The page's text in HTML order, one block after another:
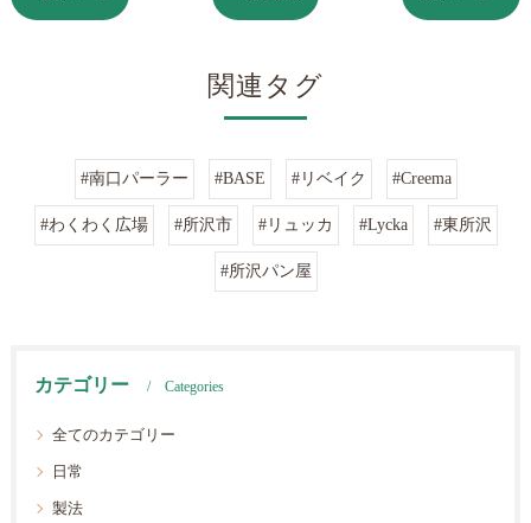
関連タグ
#南口パーラー #BASE #リベイク #Creema
#わくわく広場 #所沢市 #リュッカ #Lycka #東所沢
#所沢パン屋
カテゴリー Categories
全てのカテゴリー
日常
製法